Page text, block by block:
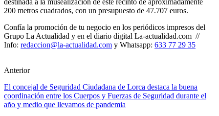
200 metros cuadrados, con un presupuesto de 47.707 euros.
Confía la promoción de tu negocio en los periódicos impresos del
Grupo La Actualidad y en el diario digital La-actualidad.com //
Info: redaccion@la-actualidad.com y Whatsapp: 633 77 29 35
Anterior
El concejal de Seguridad Ciudadana de Lorca destaca la buena
coordinación entre los Cuerpos y Fuerzas de Seguridad durante el
año y medio que llevamos de pandemia